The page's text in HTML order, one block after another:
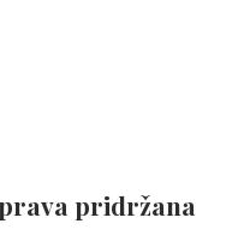
pridržana